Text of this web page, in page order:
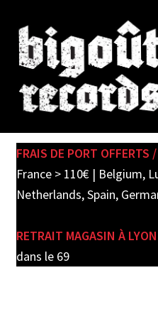
Skip
to
navigation
Skip
to
content
SHOP
PRE-ORDERS
FRAIS DE PORT OFFERTS
France > 110€ | Belgium,
Netherlands, Spain,
RETRAIT MAGASIN À
dans le 69